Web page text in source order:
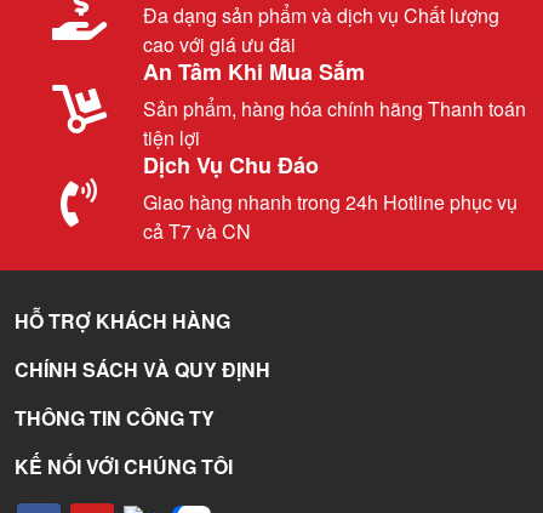
Đa dạng sản phẩm và dịch vụ Chất lượng
cao với giá ưu đãi
An Tâm Khi Mua Sắm
Sản phẩm, hàng hóa chính hãng Thanh toán
tiện lợi
Dịch Vụ Chu Đáo
Giao hàng nhanh trong 24h Hotline phục vụ
cả T7 và CN
HỖ TRỢ KHÁCH HÀNG
CHÍNH SÁCH VÀ QUY ĐỊNH
THÔNG TIN CÔNG TY
KẾ NỐI VỚI CHÚNG TÔI